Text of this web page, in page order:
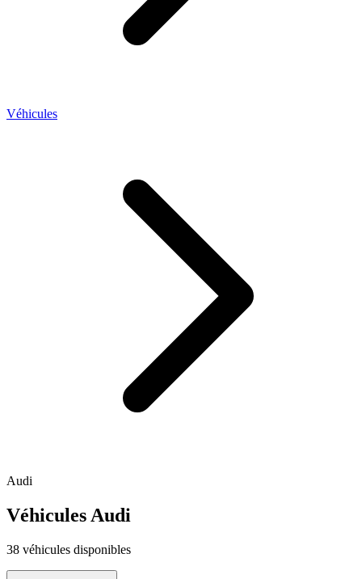
Véhicules
Audi
Véhicules Audi
38 véhicules disponibles